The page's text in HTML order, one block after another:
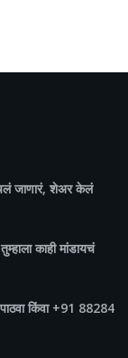
जाणारं, शेअर केलं
काही मांडायचं
किंवा +91 88284